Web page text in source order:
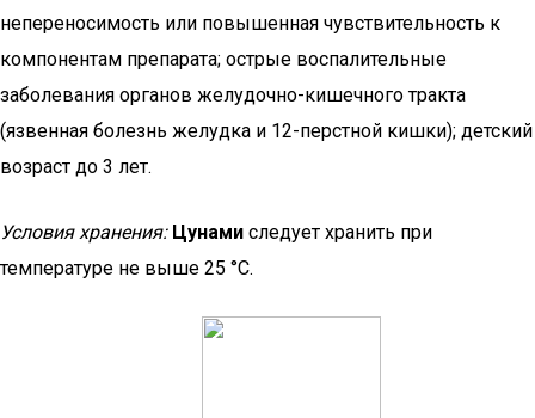
непереносимость или повышенная чувствительность к
компонентам препарата; острые воспалительные
заболевания органов желудочно-кишечного тракта
(язвенная болезнь желудка и 12-перстной кишки); детский
возраст до 3 лет.
Условия хранения: Цунами следует хранить при
температуре не выше 25 °С.